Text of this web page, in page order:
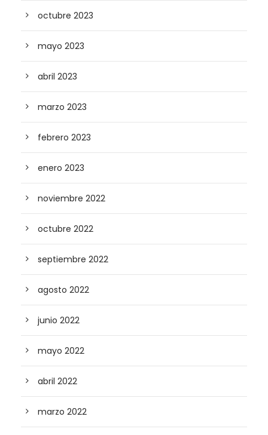
octubre 2023
mayo 2023
abril 2023
marzo 2023
febrero 2023
enero 2023
noviembre 2022
octubre 2022
septiembre 2022
agosto 2022
junio 2022
mayo 2022
abril 2022
marzo 2022